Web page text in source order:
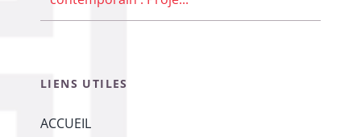
LIENS UTILES
ACCUEIL